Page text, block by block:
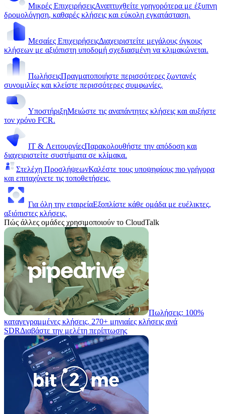
Μικρές ΕπιχειρήσειςΑναπτυχθείτε γρηγορότερα με έξυπνη
δρομολόγηση, καθαρές κλήσεις και εύκολη εγκατάσταση.
Μεσαίες ΕπιχειρήσειςΔιαχειριστείτε μεγάλους όγκους
κλήσεων με αξιόπιστη υποδομή σχεδιασμένη να κλιμακώνεται.
ΠωλήσειςΠραγματοποιήστε περισσότερες ζωντανές
συνομιλίες και κλείστε περισσότερες συμφωνίες.
ΥποστήριξηΜειώστε τις αναπάντητες κλήσεις και αυξήστε
τον χρόνο FCR.
IT & ΛειτουργίεςΠαρακολουθήστε την απόδοση και
διαχειριστείτε συστήματα σε κλίμακα.
Στελέχη ΠροσλήψεωνΚαλέστε τους υποψηφίους πιο γρήγορα
και επιταχύνετε τις τοποθετήσεις.
Για όλη την εταιρείαΕξοπλίστε κάθε ομάδα με ευέλικτες,
αξιόπιστες κλήσεις.
Πώς άλλες ομάδες χρησιμοποιούν το CloudTalk
Πωλήσεις: 100%
καταγεγραμμένες κλήσεις. 270+ μηνιαίες κλήσεις ανά
SDRΔιαβάστε την μελέτη περίπτωσης